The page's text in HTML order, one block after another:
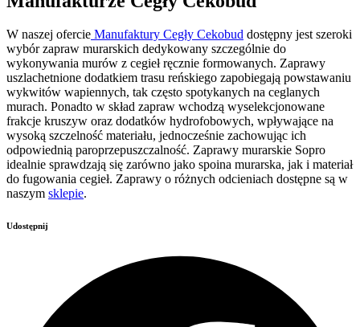
W naszej ofercie Manufaktury Cegły Cekobud dostępny jest szeroki
wybór zapraw murarskich dedykowany szczególnie do
wykonywania murów z cegieł ręcznie formowanych. Zaprawy
uszlachetnione dodatkiem trasu reńskiego zapobiegają powstawaniu
wykwitów wapiennych, tak często spotykanych na ceglanych
murach. Ponadto w skład zapraw wchodzą wyselekcjonowane
frakcje kruszyw oraz dodatków hydrofobowych, wpływające na
wysoką szczelność materiału, jednocześnie zachowując ich
odpowiednią paroprzepuszczalność. Zaprawy murarskie Sopro
idealnie sprawdzają się zarówno jako spoina murarska, jak i materiał
do fugowania cegieł. Zaprawy o różnych odcieniach dostępne są w
naszym sklepie.
Udostępnij